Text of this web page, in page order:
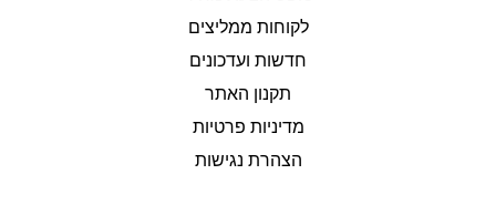
לקוחות ממליצים
חדשות ועדכונים
תקנון האתר
מדיניות פרטיות
הצהרת נגישות